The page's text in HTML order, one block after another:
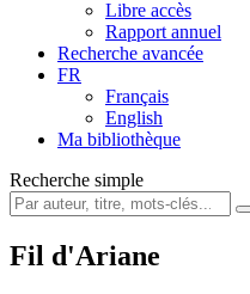
Libre accès
Rapport annuel
Recherche avancée
FR
Français
English
Ma bibliothèque
Recherche simple
Fil d'Ariane